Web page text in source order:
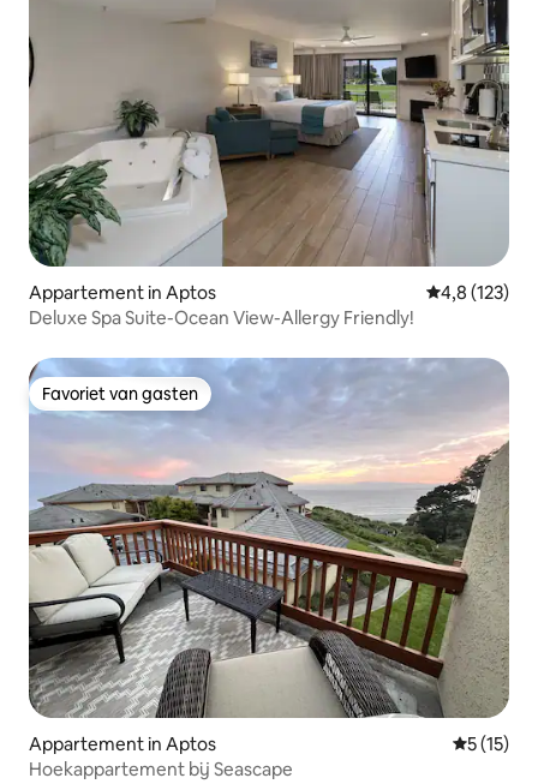
Appartement in Aptos Gemiddelde
4,8 (123)
Deluxe Spa Suite-Ocean View-Allergy Friendly!
Favoriet van gasten
Favoriet van gasten
Appartement in Aptos
5 (15)
Hoekappartement bij Seascape